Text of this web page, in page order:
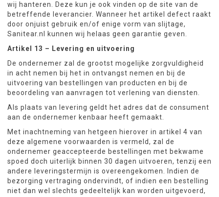
wij hanteren. Deze kun je ook vinden op de site van de
betreffende leverancier. Wanneer het artikel defect raakt
door onjuist gebruik en/of enige vorm van slijtage,
Sanitear.nl kunnen wij helaas geen garantie geven.
Artikel 13 – Levering en uitvoering
De ondernemer zal de grootst mogelijke zorgvuldigheid
in acht nemen bij het in ontvangst nemen en bij de
uitvoering van bestellingen van producten en bij de
beoordeling van aanvragen tot verlening van diensten.
Als plaats van levering geldt het adres dat de consument
aan de ondernemer kenbaar heeft gemaakt.
Met inachtneming van hetgeen hierover in artikel 4 van
deze algemene voorwaarden is vermeld, zal de
ondernemer geaccepteerde bestellingen met bekwame
spoed doch uiterlijk binnen 30 dagen uitvoeren, tenzij een
andere leveringstermijn is overeengekomen. Indien de
bezorging vertraging ondervindt, of indien een bestelling
niet dan wel slechts gedeeltelijk kan worden uitgevoerd,